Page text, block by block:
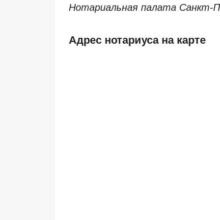
Нотариальная палата Санкт-
Адрес нотариуса на карте